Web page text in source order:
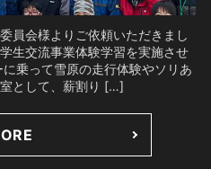
員会様よりご依頼いただきまし
生交流事業体験学習を実施させ
乗って雪原の走行体験やソリあ
として、薪割り […]